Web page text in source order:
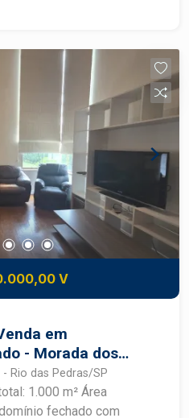
segurança, qualidade
construtivo.
em um ambiente
com infraestrutura
conforto e um projeto
V
em
- Morada dos
Rio das Pedras/SP
1.000 m² Área
fechado com